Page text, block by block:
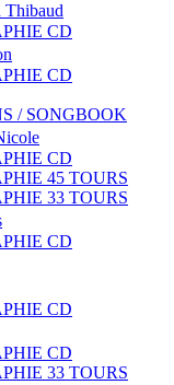
CD
CD
/ SONGBOOK
CD
45 TOURS
33 TOURS
CD
CD
CD
33 TOURS